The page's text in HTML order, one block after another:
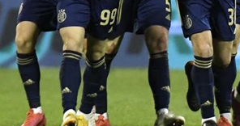
FUDBALER TOTTENHAMA
15:26, 08.11.2023
Instagram suspendovao
zbog podrške Izraelu!